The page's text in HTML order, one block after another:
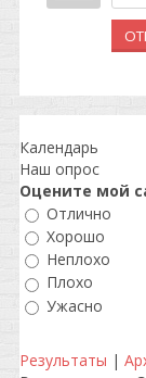
Календарь
Наш опрос
Оцените мой
Отлично
Хорошо
Неплохо
Плохо
Ужасно
Результаты |